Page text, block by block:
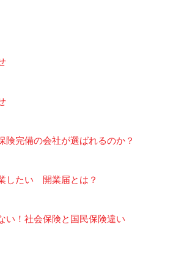
険完備の会社が選ばれるのか？
したい 開業届とは？
い！社会保険と国民保険違い